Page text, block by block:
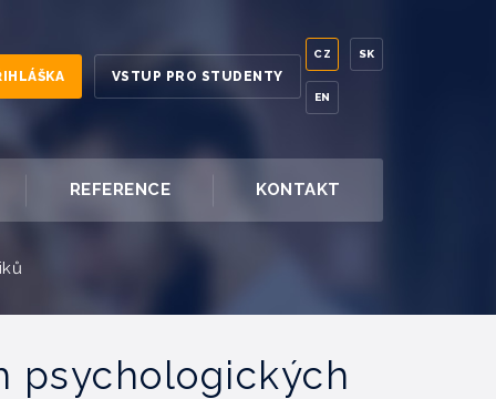
VSTUP PRO STUDENTY
CZ
EN
SK
REFERENCE KONTAKT
psychologických